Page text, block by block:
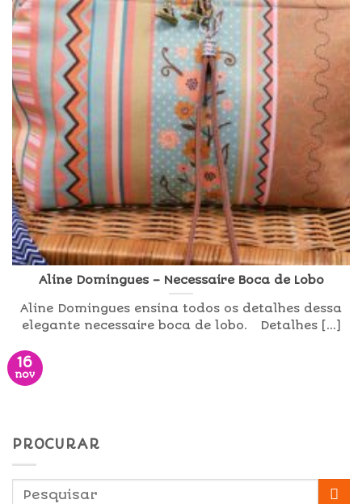
Aline Domingues – Necessaire Boca de Lobo
Aline Domingues ensina todos os detalhes dessa
elegante necessaire boca de lobo. Detalhes [...]
16
nov
PROCURAR